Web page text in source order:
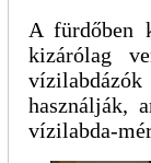
A fürdőben
kizárólag
használják,
vízilabda-